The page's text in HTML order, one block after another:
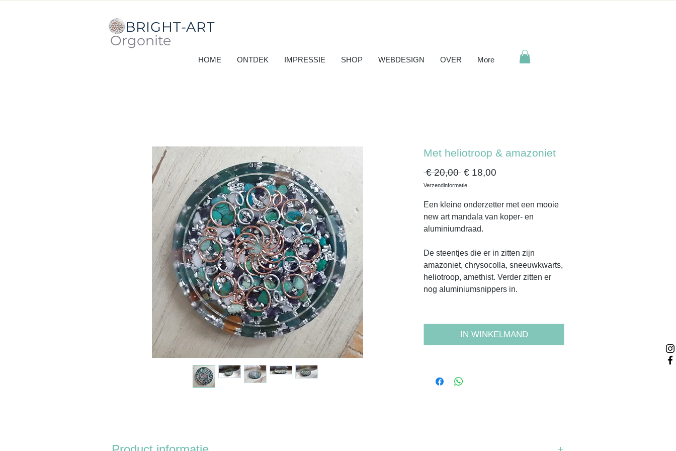
BRIGHT-ART
Orgonite
HOME ONTDEK IMPRESSIE SHOP WEBDESIGN OVER More
Met heliotroop & amazoniet
€ 20,00 Normale
prijs
€ 18,00
Verzendinformatie
Een kleine onderzetter met een mooie
new art mandala van koper- en
aluminiumdraad.
De steentjes die er in zitten zijn
amazoniet, chrysocolla, sneeuwkwarts,
heliotroop, amethist. Verder zitten er
nog aluminiumsnippers in.
IN WINKELMAND